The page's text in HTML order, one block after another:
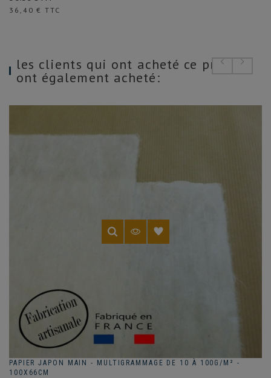
Prix
36,40 € TTC
les clients qui ont acheté ce produit
ont également acheté:
PAPIER JAPON MAIN - MULTIGRAMMAGE DE 10 À 100G/M² -
100X66CM